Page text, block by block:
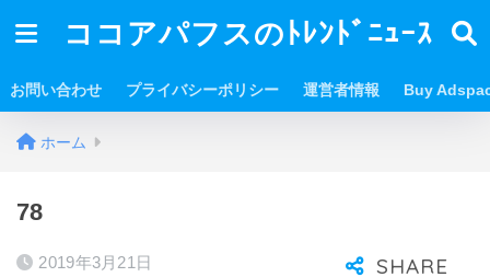
ココアパフスのﾄﾚﾝﾄﾞﾆｭｰｽ
お問い合わせ プライバシーポリシー 運営者情報 Buy
ホーム
78
2019年3月21日